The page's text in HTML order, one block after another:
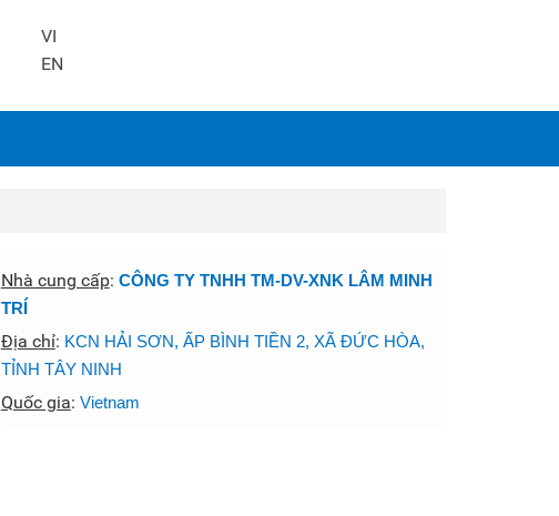
VI
EN
Nhà cung cấp: CÔNG TY TNHH TM-DV-XNK LÂM MINH
TRÍ
Địa chỉ: KCN HẢI SƠN, ẤP BÌNH TIỀN 2, XÃ ĐỨC HÒA,
TỈNH TÂY NINH
Quốc gia: Vietnam